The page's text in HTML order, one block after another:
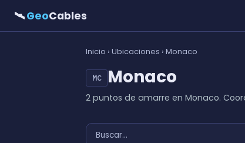
🛰GeoCables
Inicio › Ubicaciones › Monaco
MC Monaco
2 puntos de amarre en Monaco.